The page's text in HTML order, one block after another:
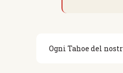
Ogni Tahoe del